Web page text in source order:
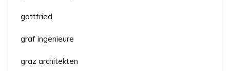
gottfried
graf ingenieure
graz architekten